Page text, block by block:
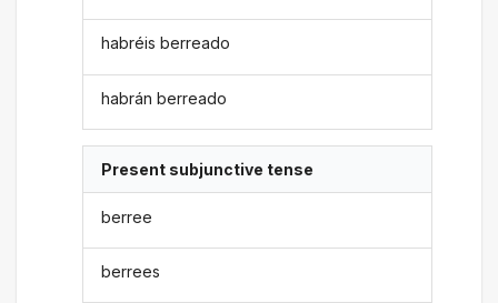
habréis berreado
habrán berreado
Present subjunctive tense
berree
berrees